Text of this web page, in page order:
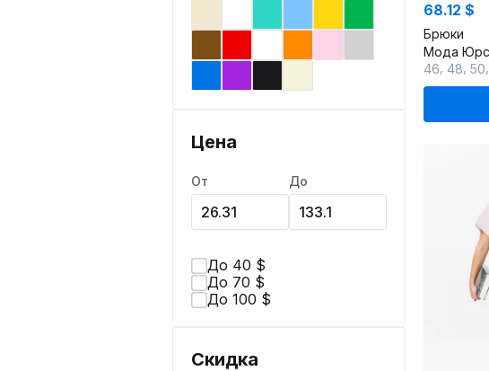
Цена
От До
До 40 $
До 70 $
До 100 $
Скидка
68.12 $
Брюки
Мода Юрс
46 48 50